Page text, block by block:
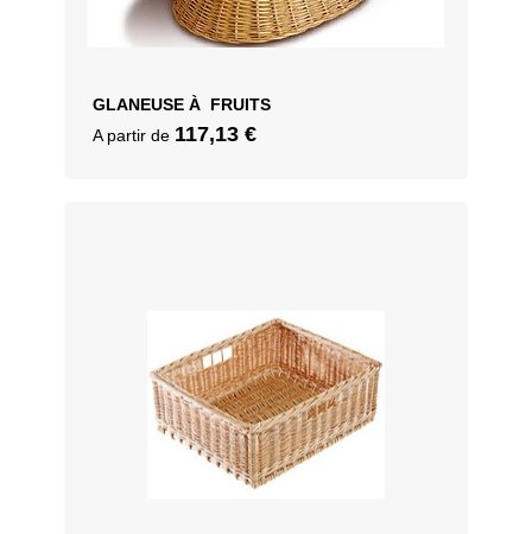
GLANEUSE À FRUITS
A partir de 117,13 €